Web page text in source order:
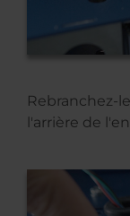
Rebranchez-
l'arrière de